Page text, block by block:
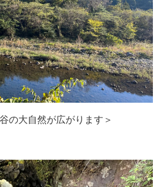
の大自然が広がります＞